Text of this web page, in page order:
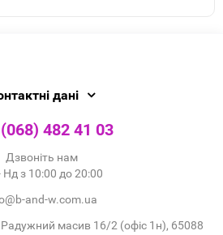
дані
482 41 03
Дзвоніть нам
Нд з 10:00 до 20:00
and-w.com.ua
масив 16/2 (офіс 1н), 65088